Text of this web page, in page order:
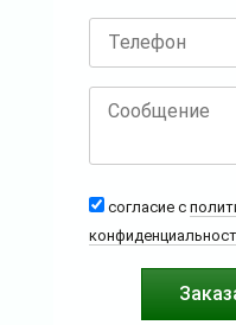
согласие с